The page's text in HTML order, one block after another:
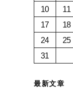
10
11
17
18
24
25
31
最新文章